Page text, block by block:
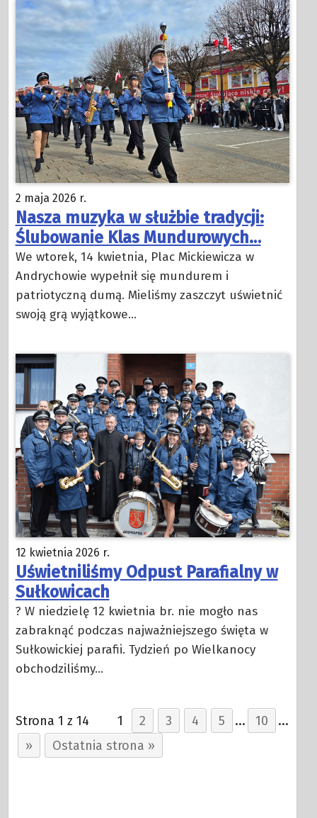
2 maja 2026 r.
Nasza muzyka w służbie tradycji:
Ślubowanie Klas Mundurowych…
We wtorek, 14 kwietnia, Plac Mickiewicza w
Andrychowie wypełnił się mundurem i
patriotyczną dumą. Mieliśmy zaszczyt uświetnić
swoją grą wyjątkowe…
12 kwietnia 2026 r.
Uświetniliśmy Odpust Parafialny w
Sułkowicach
? W niedzielę 12 kwietnia br. nie mogło nas
zabraknąć podczas najważniejszego święta w
Sułkowickiej parafii. Tydzień po Wielkanocy
obchodziliśmy…
Strona 1 z 14 1 strona
2 strona
3 strona
4 strona
5 strona
... 10 strona
...
Następna
» Ostatnia strona »